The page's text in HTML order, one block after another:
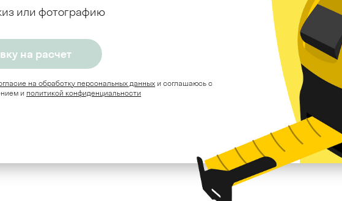
или фотографию
согласие на обработку персональных данных и соглашаюсь c
и политикой конфиденциальности